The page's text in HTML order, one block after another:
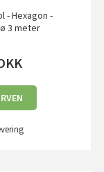
- Hexagon -
3 meter